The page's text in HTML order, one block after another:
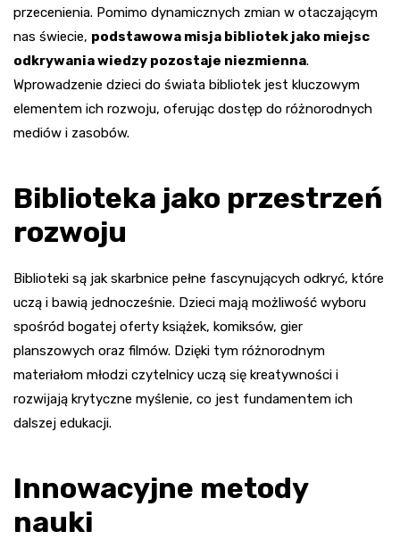
przecenienia. Pomimo dynamicznych zmian w otaczającym
nas świecie, podstawowa misja bibliotek jako miejsc
odkrywania wiedzy pozostaje niezmienna.
Wprowadzenie dzieci do świata bibliotek jest kluczowym
elementem ich rozwoju, oferując dostęp do różnorodnych
mediów i zasobów.
Biblioteka jako przestrzeń
rozwoju
Biblioteki są jak skarbnice pełne fascynujących odkryć, które
uczą i bawią jednocześnie. Dzieci mają możliwość wyboru
spośród bogatej oferty książek, komiksów, gier
planszowych oraz filmów. Dzięki tym różnorodnym
materiałom młodzi czytelnicy uczą się kreatywności i
rozwijają krytyczne myślenie, co jest fundamentem ich
dalszej edukacji.
Innowacyjne metody
nauki